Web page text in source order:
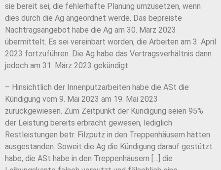
sie bereit sei, die fehlerhafte Planung umzusetzen, wenn
dies durch die Ag angeordnet werde. Das bepreiste
Nachtragsangebot habe die Ag am 30. März 2023
übermittelt. Es sei vereinbart worden, die Arbeiten am 3. April
2023 fortzuführen. Die Ag habe das Vertragsverhältnis dann
jedoch am 31. März 2023 gekündigt.
– Hinsichtlich der Innenputzarbeiten habe die ASt die
Kündigung vom 9. Mai 2023 am 19. Mai 2023
zurückgewiesen. Zum Zeitpunkt der Kündigung seien 95%
der Leistung bereits erbracht gewesen, lediglich
Restleistungen betr. Filzputz in den Treppenhäusern hätten
ausgestanden. Soweit die Ag die Kündigung darauf gestützt
habe, die ASt habe in den Treppenhäusern […] die